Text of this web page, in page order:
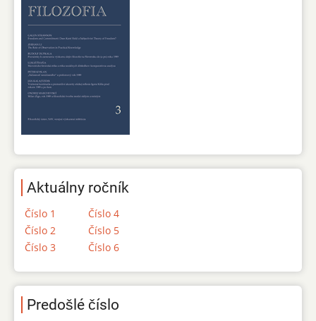
Aktuálny ročník
Číslo 1
Číslo 2
Číslo 3
Číslo 4
Číslo 5
Číslo 6
Predošlé číslo